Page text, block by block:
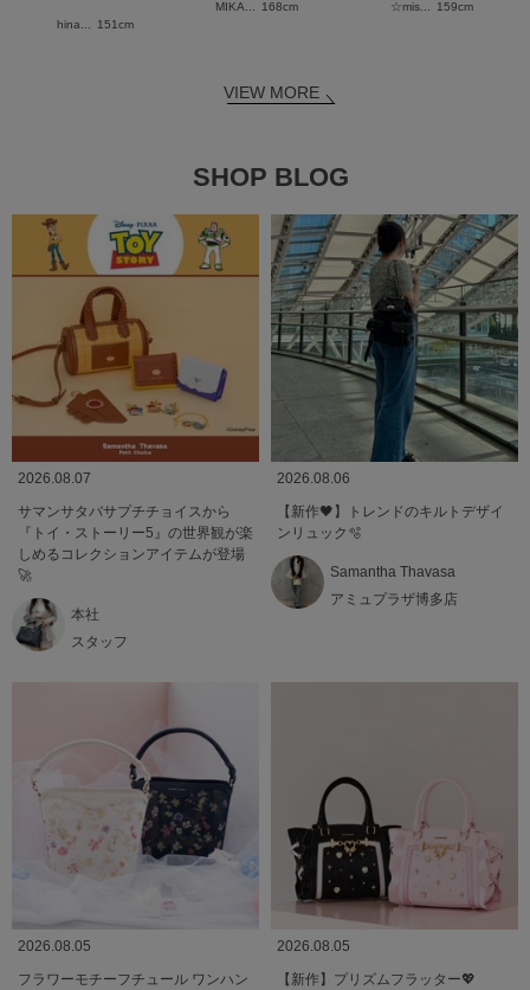
hina... 151cm
MIKA... 168cm ☆mis... 159cm
VIEW MORE
SHOP BLOG
2026.08.07
サマンサタバサプチチョイスから
『トイ・ストーリー5』の世界観が楽
しめるコレクションアイテムが登場
🚀
本社
スタッフ
2026.08.06
【新作🖤】トレンドのキルトデザイ
ンリュック🫧
Samantha Thavasa
アミュプラザ博多店
2026.08.05
フラワーモチーフチュール ワンハン
2026.08.05
【新作】プリズムフラッター💖